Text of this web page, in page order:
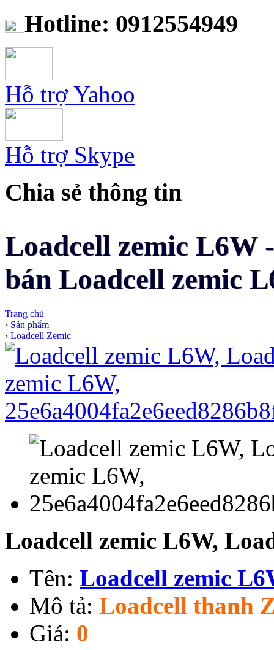
Hotline: 0912554949
Hỗ trợ Yahoo
Hỗ trợ Skype
Chia sẻ thông tin
Loadcell zemic L6W
bán Loadcell zemic
Trang chủ
› Sản phẩm
› Loadcell Zemic
Loadcell zemic L6W,
Tên: Loadcell zemic
Mô tả: Loadcell thanh
Giá: 0